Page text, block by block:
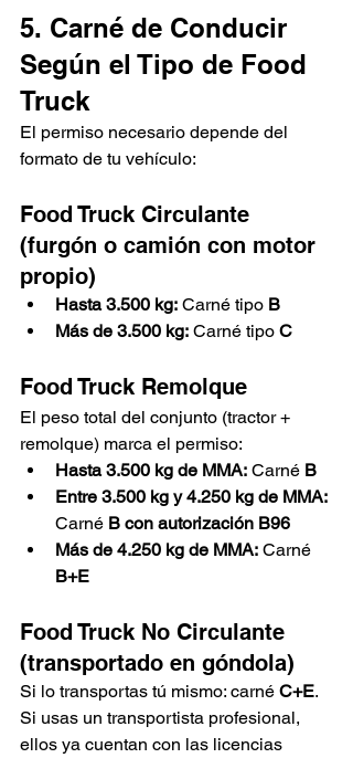
5. Carné de Conducir
Según el Tipo de Food
Truck
El permiso necesario depende del
formato de tu vehículo:
Food Truck Circulante
(furgón o camión con motor
propio)
Hasta 3.500 kg: Carné tipo B
Más de 3.500 kg: Carné tipo C
Food Truck Remolque
El peso total del conjunto (tractor +
remolque) marca el permiso:
Hasta 3.500 kg de MMA: Carné B
Entre 3.500 kg y 4.250 kg de MMA:
Carné B con autorización B96
Más de 4.250 kg de MMA: Carné
B+E
Food Truck No Circulante
(transportado en góndola)
Si lo transportas tú mismo: carné C+E.
Si usas un transportista profesional,
ellos ya cuentan con las licencias